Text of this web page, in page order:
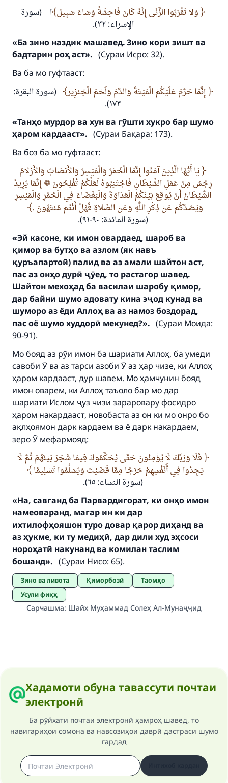
وَلا تَقْرَبُوا الزِّنَى إِنَّهُ كَانَ فَاحِشَةً وَسَاءَ سَبِيل ا (سورة
الإسراء: ٣٢).
«Ба зино наздик машавед. Зино кори зишт ва
бадтарин роҳ аст». (Сураи Исро: 32).
Ва ба мо гуфтааст:
إِنَّمَا حَرَّمَ عَلَيْكُمْ الْمَيْتَةَ وَالدَّمَ وَلَحْمَ الْخِنزِير
(سورة البقرة:
١٧٣).
«Танҳо мурдор ва хун ва гӯшти хукро бар шумо
ҳаром кардааст». (Сураи Бақара: 173).
Ва боз ба мо гуфтааст:
يَا أَيُّهَا الَّذِينَ آمَنُوا إِنَّمَا الْخَمْرُ وَالْمَيْسِرُ وَالأَنصَابُ وَالأَزْلامُ
رِجْسٌ مِنْ عَمَلِ الشَّيْطَانِ فَاجْتَنِبُوهُ لَعَلَّكُمْ تُفْلِحُونَ ❁ إِنَّمَا يُرِيدُ
الشَّيْطَانُ أَنْ يُوقِعَ بَيْنَكُمْ الْعَدَاوَةَ وَالْبَغْضَاءَ فِي الْخَمْرِ وَالْمَيْسِرِ
وَيَصُدَّكُمْ عَنْ ذِكْرِ اللَّهِ وَعَنْ الصَّلاةِ فَهَلْ أَنْتُمْ مُنتَهُونَ .
(سورة المائدة: ٩٠-٩١).
«Эй касоне, ки имон овардаед, шароб ва
қимор ва бутҳо ва азлом (як навъ
қуръапартоӣ) палид ва аз амали шайтон аст,
пас аз онҳо дурӣ ҷӯед, то растагор шавед.
Шайтон мехоҳад ба василаи шаробу қимор,
дар байни шумо адовату кина эҷод кунад ва
шуморо аз ёди Аллоҳ ва аз намоз боздорад,
пас оё шумо худдорӣ мекунед?». (Сураи Моида:
90-91).
Мо бояд аз рӯи имон ба шариати Аллоҳ, ба умеди
савоби Ӯ ва аз тарси азоби Ӯ аз ҳар чизе, ки Аллоҳ
ҳаром кардааст, дур шавем. Мо ҳамчунин бояд
имон оварем, ки Аллоҳ таъоло бар мо дар
шариати Ислом ҷуз чизи зараровару фосидро
ҳаром накардааст, новобаста аз он ки мо онро бо
ақлҳоямон дарк кардаем ва ё дарк накардаем,
зеро Ӯ мефармояд:
فَلَا وَرَبِّكَ لَا يُؤْمِنُونَ حَتَّى يُحَكِّمُوكَ فِيمَا شَجَرَ بَيْنَهُمْ ثُمَّ لَا
يَجِدُوا فِي أَنْفُسِهِمْ حَرَجًا مِمَّا قَضَيْتَ وَيُسَلِّمُوا تَسْلِيمًا
(سورة النساء: ٦٥).
«На, савганд ба Парвардигорат, ки онҳо имон
намеоваранд, магар ин ки дар
ихтилофҳояшон туро довар қарор диҳанд ва
аз ҳукме, ки ту медиҳӣ, дар дили худ эҳсоси
нороҳатӣ накунанд ва комилан таслим
бошанд». (Сураи Нисо: 65).
Зино ва ливота Қиморбозӣ
Таомҳо
Усули фиқҳ
Сарчашма: Шайх Муҳаммад Солеҳ Ал-Мунаҷҷид
Хадамоти обуна тавассути почтаи
электронӣ
Ба рӯйхати почтаи электронӣ ҳамроҳ шавед, то
навигариҳои сомона ва навсозиҳои даврӣ дастраси шумо
гардад
Make an impact on millions of lives
with your contribution today
Your support is crucial for our mission.
The Prophet (ﷺ) said:
"A person who leads others to doing what is
good will earn the same reward as those who
(MUSLIM, 1893)
Support IslamQA